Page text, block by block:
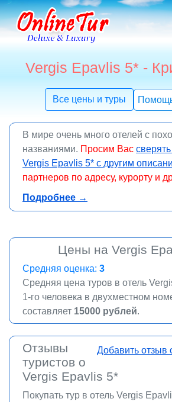
Vergis Epavlis 5* -
Все цены и туры
В мире очень много отелей с
названиями. Просим Вас
Vergis Epavlis 5* с другим
партнеров по адресу, курорту и
online
Подробнее →
Цены на Vergis
Средняя оценка: 3
Средняя цена туров в отель
1-го человека в двухместном
составляет 15000 рублей.
Добавить отзыв
Отзывы
туристов о
Vergis Epavlis 5*
Покупать тур в отель Vergis